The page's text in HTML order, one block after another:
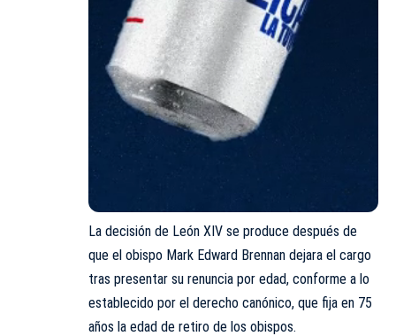
La decisión de León XIV se produce después de
que el obispo Mark Edward Brennan dejara el cargo
tras presentar su renuncia por edad, conforme a lo
establecido por el derecho canónico, que fija en 75
años la edad de retiro de los obispos.